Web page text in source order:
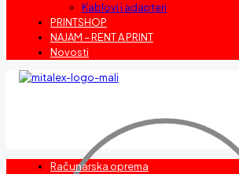
Kablovi i adapteri
PRINTSHOP
NAJAM – RENT A PRINT
Novosti
Računarska oprema